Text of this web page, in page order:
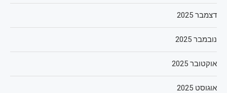
דצמבר 2025
נובמבר 2025
אוקטובר 2025
אוגוסט 2025